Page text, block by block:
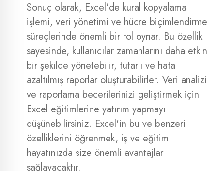
Sonuç olarak, Excel'de kural kopyalama
işlemi, veri yönetimi ve hücre biçimlendirme
süreçlerinde önemli bir rol oynar. Bu özellik
sayesinde, kullanıcılar zamanlarını daha etkin
bir şekilde yönetebilir, tutarlı ve hata
azaltılmış raporlar oluşturabilirler. Veri analizi
ve raporlama becerilerinizi geliştirmek için
Excel eğitimlerine yatırım yapmayı
düşünebilirsiniz. Excel'in bu ve benzeri
özelliklerini öğrenmek, iş ve eğitim
hayatınızda size önemli avantajlar
sağlayacaktır.